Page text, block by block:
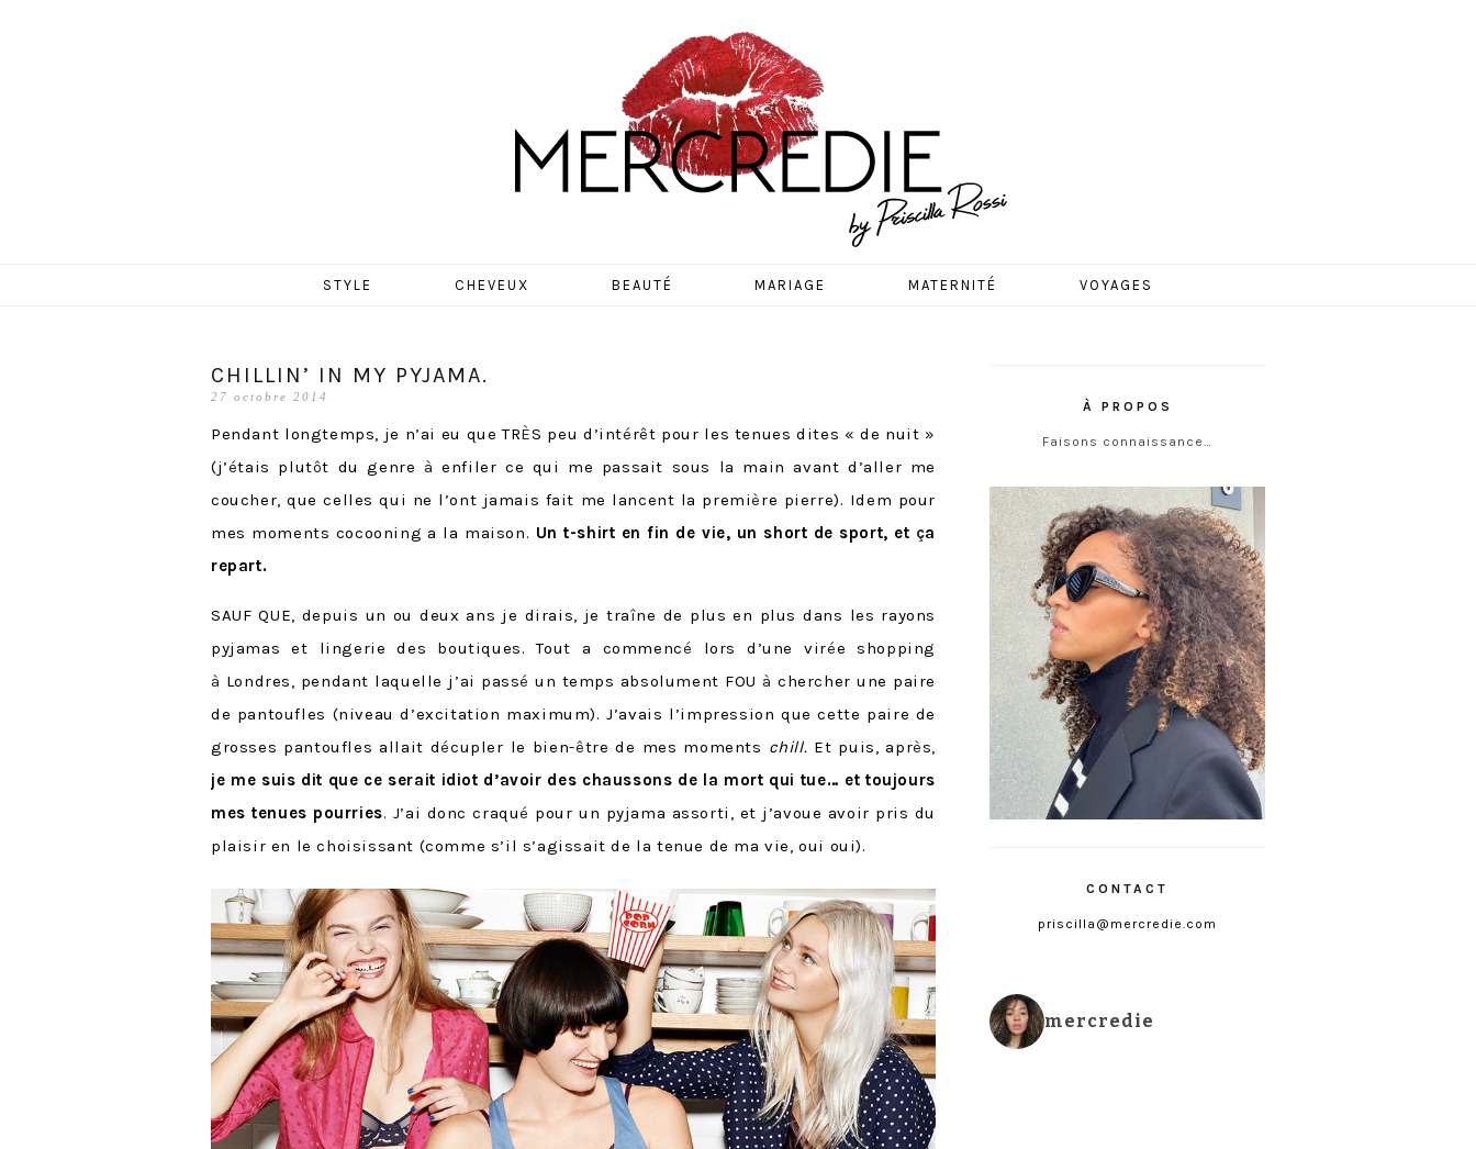
MERCREDIE
STYLE CHEVEUX BEAUTÉ MARIAGE MATERNITÉ VOYAGES
CHILLIN’ IN MY PYJAMA.
27 octobre 2014
Pendant longtemps, je n’ai eu que TRÈS peu d’intérêt pour les tenues dites « de nuit »
(j’étais plutôt du genre à enfiler ce qui me passait sous la main avant d’aller me
coucher, que celles qui ne l’ont jamais fait me lancent la première pierre). Idem pour
mes moments cocooning a la maison. Un t-shirt en fin de vie, un short de sport, et ça
repart.
SAUF QUE, depuis un ou deux ans je dirais, je traîne de plus en plus dans les rayons
pyjamas et lingerie des boutiques. Tout a commencé lors d’une virée shopping
à Londres, pendant laquelle j’ai passé un temps absolument FOUà chercher une paire
de pantoufles (niveau d’excitation maximum). J’avais l’impression que cette paire de
grosses pantoufles allait décupler le bien-être de mes moments chill. Et puis, après,
je me suis dit que ce serait idiot d’avoir des chaussons de la mort qui tue… et toujours
mes tenues pourries. J’ai donc craqué pour un pyjama assorti, et j’avoue avoir pris du
plaisir en le choisissant (comme s’il s’agissait de la tenue de ma vie, oui oui).
À PROPOS
Faisons connaissance…
CONTACT
priscilla@mercredie.com
mercredie